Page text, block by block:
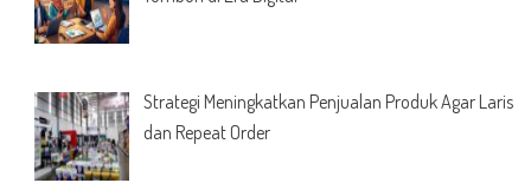
Strategi Meningkatkan Penjualan Produk Agar Laris
dan Repeat Order